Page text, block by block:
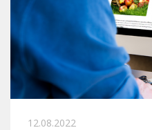
12.08.2022